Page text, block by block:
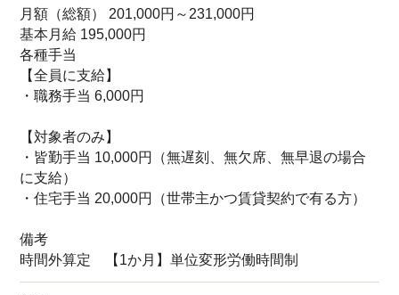
月額（総額） 201,000円～231,000円
基本月給 195,000円
各種手当
【全員に支給】
・職務手当 6,000円
【対象者のみ】
・皆勤手当 10,000円（無遅刻、無欠席、無早退の場合
に支給）
・住宅手当 20,000円（世帯主かつ賃貸契約で有る方）
備考
時間外算定 【1か月】単位変形労働時間制